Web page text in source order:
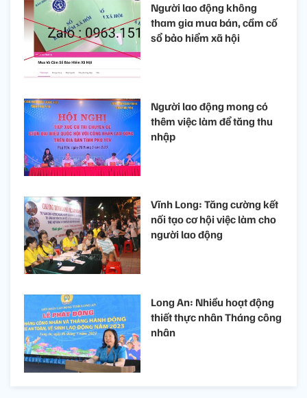
Người lao động không
tham gia mua bán, cầm cố
sổ bảo hiểm xã hội
Người lao động mong có
thêm việc làm để tăng thu
nhập
Vĩnh Long: Tăng cường kết
nối tạo cơ hội việc làm cho
người lao động
Long An: Nhiều hoạt động
thiết thực nhân Tháng công
nhân